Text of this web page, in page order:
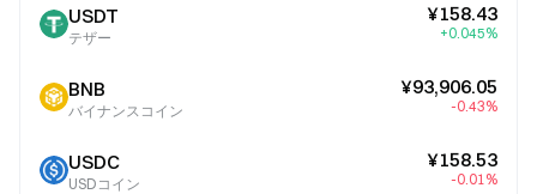
USDT
テザー
¥158.43
+0.045%
BNB
バイナンスコイン
¥93,906.05
-0.43%
USDC
USDコイン
¥158.53
-0.01%